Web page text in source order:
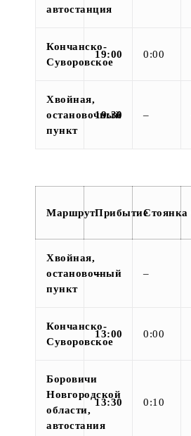
автостанция
Кончанско-
Суворовское
19:00 0:00
Хвойная,
остановочный
пункт
19:30 –
МаршрутПрибытиеСтоянка
Хвойная,
остановочный
пункт
– –
Кончанско-
Суворовское
13:00 0:00
Боровичи
Новгородской
области,
автостания
13:30 0:10